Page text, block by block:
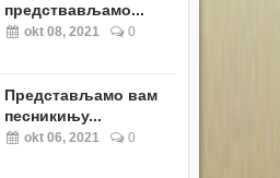
предствављамо...
okt 08, 2021 0
Представљамо вам
песникињу...
okt 06, 2021 0